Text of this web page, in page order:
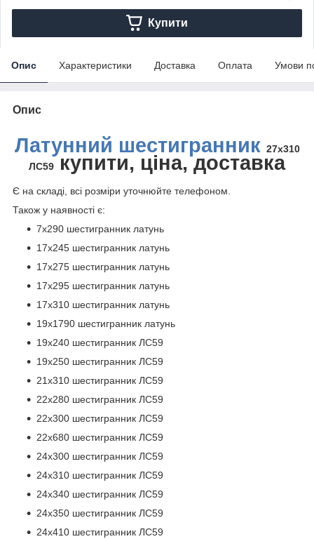
Купити
Опис Характеристики Доставка Оплата Умови
Опис
Латунний шестигранник 27х310
ЛС59купити, ціна, доставка
Є на складі, всі розміри уточнюйте телефоном.
Також у наявності є:
7х290 шестигранник латунь
17х245 шестигранник латунь
17х275 шестигранник латунь
17х295 шестигранник латунь
17х310 шестигранник латунь
19х1790 шестигранник латунь
19х240 шестигранник ЛС59
19х250 шестигранник ЛС59
21х310 шестигранник ЛС59
22х280 шестигранник ЛС59
22х300 шестигранник ЛС59
22х680 шестигранник ЛС59
24х300 шестигранник ЛС59
24х310 шестигранник ЛС59
24х340 шестигранник ЛС59
24х350 шестигранник ЛС59
24х410 шестигранник ЛС59